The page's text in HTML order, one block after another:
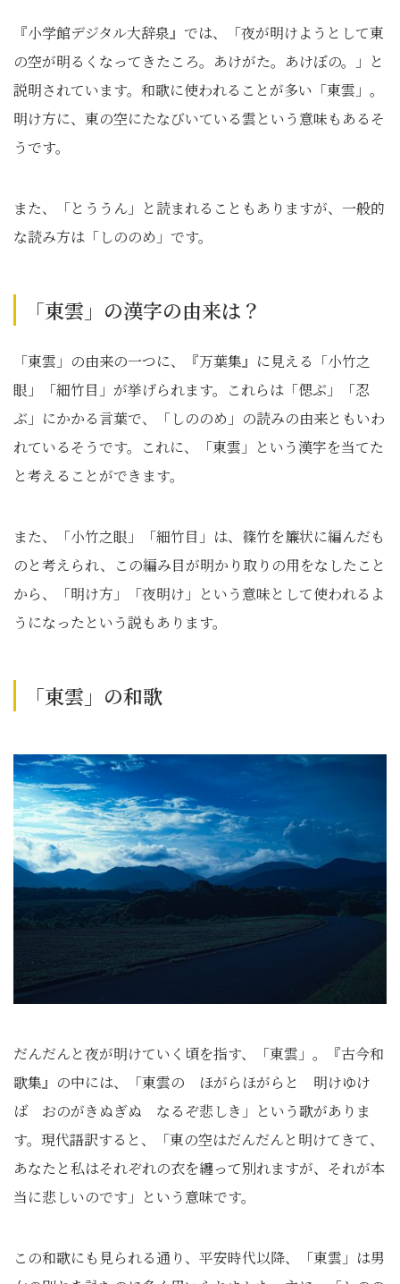
『小学館デジタル大辞泉』では、「夜が明けようとして東
の空が明るくなってきたころ。あけがた。あけぼの。」と
説明されています。和歌に使われることが多い「東雲」。
明け方に、東の空にたなびいている雲という意味もあるそ
うです。
また、「とううん」と読まれることもありますが、一般的
な読み方は「しののめ」です。
「東雲」の漢字の由来は？
「東雲」の由来の一つに、『万葉集』に見える「小竹之
眼」「細竹目」が挙げられます。これらは「偲ぶ」「忍
ぶ」にかかる言葉で、「しののめ」の読みの由来ともいわ
れているそうです。これに、「東雲」という漢字を当てた
と考えることができます。
また、「小竹之眼」「細竹目」は、篠竹を簾状に編んだも
のと考えられ、この編み目が明かり取りの用をなしたこと
から、「明け方」「夜明け」という意味として使われるよ
うになったという説もあります。
「東雲」の和歌
だんだんと夜が明けていく頃を指す、「東雲」。『古今和
歌集』の中には、「東雲の ほがらほがらと 明けゆけ
ば おのがきぬぎぬ なるぞ悲しき」という歌がありま
す。現代語訳すると、「東の空はだんだんと明けてきて、
あなたと私はそれぞれの衣を纏って別れますが、それが本
当に悲しいのです」という意味です。
この和歌にも見られる通り、平安時代以降、「東雲」は男